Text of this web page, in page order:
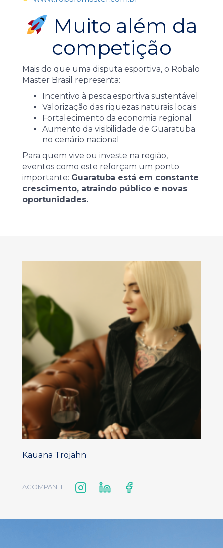
Muito além da
competição
Mais do que uma disputa esportiva, o Robalo
Master Brasil representa:
Incentivo à pesca esportiva sustentável
Valorização das riquezas naturais locais
Fortalecimento da economia regional
Aumento da visibilidade de Guaratuba
no cenário nacional
Para quem vive ou investe na região,
eventos como este reforçam um ponto
importante: Guaratuba está em constante
crescimento, atraindo público e novas
oportunidades.
Kauana Trojahn
ACOMPANHE: